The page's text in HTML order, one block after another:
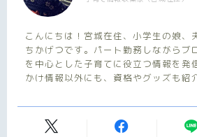
こんにちは！宮城在住、小学生の娘、
ちかげつです。パート勤務しながらブ
を中心とした子育てに役立つ情報を発
かけ情報以外にも、資格やグッズも紹